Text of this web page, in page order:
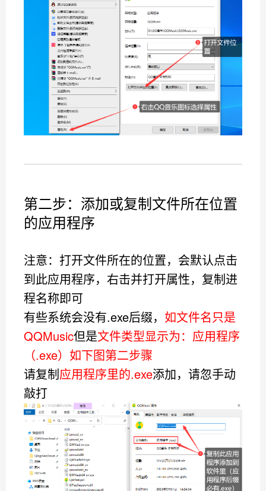
第二步：添加或复制文件所在位置
的应用程序
注意：打开文件所在的位置，会默认点击
到此应用程序，右击并打开属性，复制进
程名称即可
有些系统会没有.exe后缀， 如文件名只是
QQMusic但是文件类型显示为：应用程序
（.exe）如下图第二步骤
请复制应用程序里的.exe添加，请忽手动
敲打